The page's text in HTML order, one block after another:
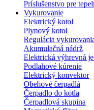
Príslušenstvo pre
Vykurovanie
Elektrický kotol
Plynový kotol
Regulácia
Akumulačná nádrž
Elektrická výhrevná
Podlahové kúrenie
Elektrický konvektor
Obehové čerpadlá
Čerpadlo do kotla
Čerpadlová skupina